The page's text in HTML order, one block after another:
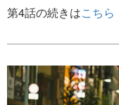
第4話の続きはこちら